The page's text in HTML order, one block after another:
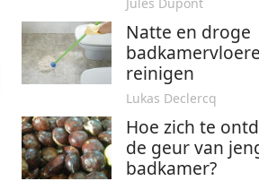
Jules Dupont
Natte en droge
reinigen
Lukas Declercq
Hoe zich te
de geur van
badkamer?